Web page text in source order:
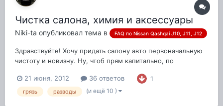
Чистка салона, химия и аксессуары
Niki-ta опубликовал тема в FAQ по Nissan Qashqai J10, J11, J12
Здравствуйте! Хочу придать салону авто первоначальную
чистоту и новизну. Ну, чтоб прям капитально, по
добросовестных контор, проверенных. Буду признателен!
21 июня, 2012 36 ответов 1
грязь разводы (и ещё 10 )